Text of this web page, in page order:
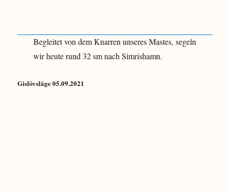
Begleitet von dem Knarren unseres Mastes, segeln
wir heute rund 32 sm nach Simrishamn.
Gislövsläge 05.09.2021